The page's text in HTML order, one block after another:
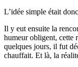
L’idée simple était
Il y eut ensuite la
humeur obligent, cette
quelques jours, il fut
chauffait. Et là, la